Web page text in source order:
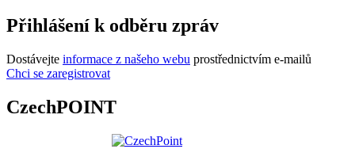
Přihlášení k odběru zpráv
Dostávejte informace z našeho webu prostřednictvím e-mailů
Chci se zaregistrovat
CzechPOINT